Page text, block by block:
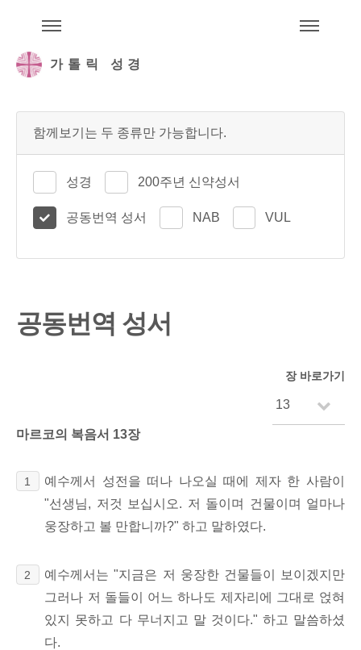
가톨릭 성경
함께보기는 두 종류만 가능합니다.
성경 200주년 신약성서
공동번역 성서 NAB VUL
공동번역 성서
장 바로가기
마르코의 복음서 13장
1
예수께서 성전을 떠나 나오실 때에 제자 한 사람이
"선생님, 저것 보십시오. 저 돌이며 건물이며 얼마나
웅장하고 볼 만합니까?" 하고 말하였다.
2
예수께서는 "지금은 저 웅장한 건물들이 보이겠지만
그러나 저 돌들이 어느 하나도 제자리에 그대로 얹혀
있지 못하고 다 무너지고 말 것이다." 하고 말씀하셨
다.